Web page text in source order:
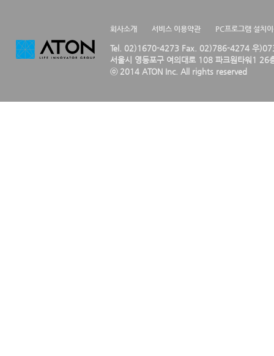
회사소개 서비스 이용약관 PC프로그램 설치
Tel. 02)1670-4273 Fax. 02)786-4274 우
서울시 영등포구 여의대로 108 파크원타워1 26
ⓒ 2014 ATON Inc. All rights reserved